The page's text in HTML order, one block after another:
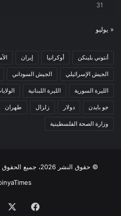
31
« يوليو
أنتوني بلينكن أوكرانيا إيران
الجيش الإسرائيلي الجيش السوداني
الليرة السورية الليرة اللبنانية
جو بايدن دولار زلزال طهران
وزارة الصحة الفلسطينية
© حقوق النشر 2026، جميع الحقوق محفوظة |
فيسبوك